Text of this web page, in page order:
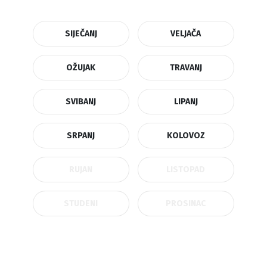
SIJEČANJ VELJAČA
OŽUJAK TRAVANJ
SVIBANJ LIPANJ
SRPANJ KOLOVOZ